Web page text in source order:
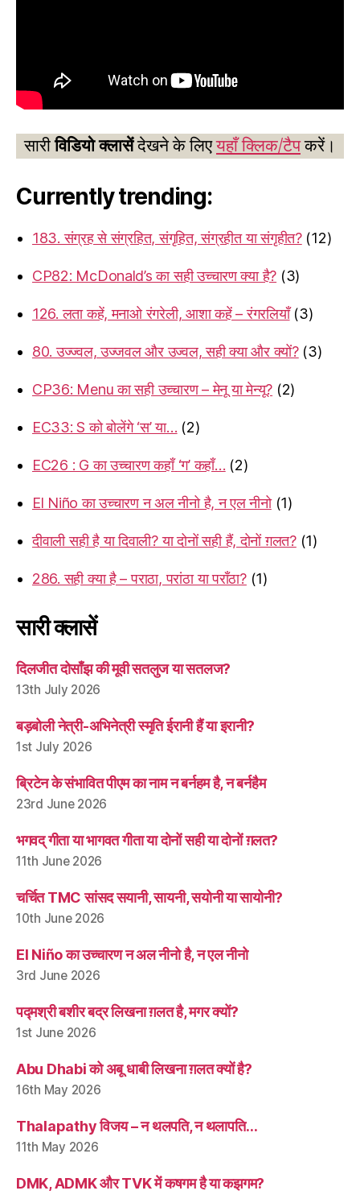
सारीविडियो क्लासेंदेखने के लिएयहाँ क्लिक/टैपकरें।
Currently trending:
183. संग्रह से संग्रहित, संगृहित, संग्रहीत या संगृहीत? (12)
CP82: McDonald’s का सही उच्चारण क्या है? (3)
126. लता कहें, मनाओ रंगरेली, आशा कहें – रंगरलियाँ (3)
80. उज्ज्वल, उज्जवल और उज्वल, सही क्या और क्यों? (3)
CP36: Menu का सही उच्चारण – मेनू या मेन्यू? (2)
EC33: S को बोलेंगे ‘स’ या… (2)
EC26 : G का उच्चारण कहाँ ‘ग’ कहाँ… (2)
El Niño का उच्चारण न अल नीनो है, न एल नीनो (1)
दीवाली सही है या दिवाली? या दोनों सही हैं, दोनों ग़लत? (1)
286. सही क्या है – पराठा, परांठा या पराँठा? (1)
सारी क्लासें
दिलजीत दोसाँझ की मूवी सतलुज या सतलज?
13th July 2026
बड़बोली नेत्री-अभिनेत्री स्मृति ईरानी हैं या इरानी?
1st July 2026
ब्रिटेन के संभावित पीएम का नाम न बर्नहम है, न बर्नहैम
23rd June 2026
भगवद् गीता या भागवत गीता या दोनों सही या दोनों ग़लत?
11th June 2026
चर्चित TMC सांसद सयानी, सायनी, सयोनी या सायोनी?
10th June 2026
El Niño का उच्चारण न अल नीनो है, न एल नीनो
3rd June 2026
पद्मश्री बशीर बद्र लिखना ग़लत है, मगर क्यों?
1st June 2026
Abu Dhabi को अबू धाबी लिखना ग़लत क्यों है?
16th May 2026
Thalapathy विजय – न थलपति, न थलापति…
11th May 2026
DMK, ADMK और TVK में कषगम है या कझगम?